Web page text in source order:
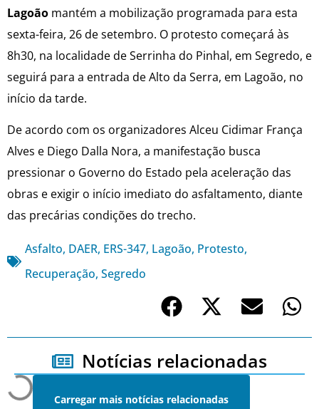
Lagoão mantém a mobilização programada para esta
sexta-feira, 26 de setembro. O protesto começará às
8h30, na localidade de Serrinha do Pinhal, em Segredo, e
seguirá para a entrada de Alto da Serra, em Lagoão, no
início da tarde.
De acordo com os organizadores Alceu Cidimar França
Alves e Diego Dalla Nora, a manifestação busca
pressionar o Governo do Estado pela aceleração das
obras e exigir o início imediato do asfaltamento, diante
das precárias condições do trecho.
Asfalto, DAER, ERS-347, Lagoão, Protesto,
Recuperação, Segredo
Notícias relacionadas
Carregar mais notícias relacionadas